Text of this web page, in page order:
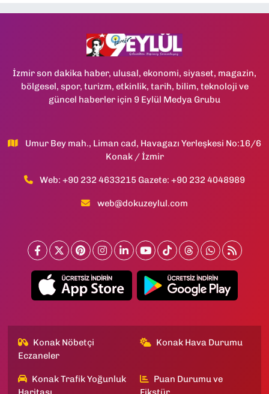
İzmir son dakika haber, ulusal, ekonomi, siyaset, magazin,
bölgesel, spor, turizm, etkinlik, tarih, bilim, teknoloji ve
güncel haberler için 9 Eylül Medya Grubu
Umur Bey mah., Liman cad, Havagazı Yerleşkesi No:16/6
Konak / İzmir
Web: +90 232 4633215 Gazete: +90 232 4048989
web@dokuzeylul.com
Konak Nöbetçi
Eczaneler
Konak Hava Durumu
Konak Trafik Yoğunluk
Puan Durumu ve